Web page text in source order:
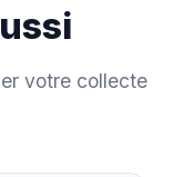
votre collecte